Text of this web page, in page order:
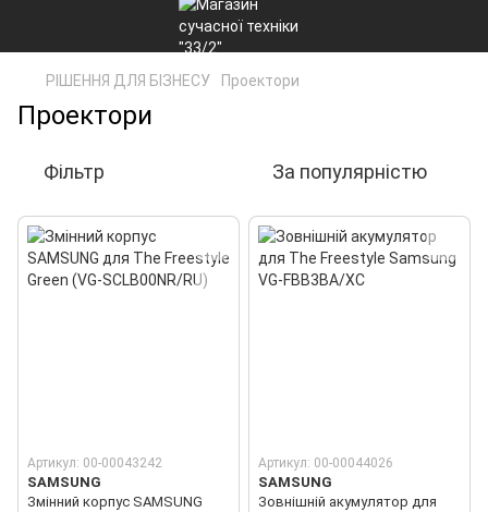
РІШЕННЯ ДЛЯ БІЗНЕСУ Проектори
Проектори
Фільтр За популярністю
Артикул: 00-00043242
SAMSUNG
Змінний корпус SAMSUNG
Артикул: 00-00044026
SAMSUNG
Зовнішній акумулятор для